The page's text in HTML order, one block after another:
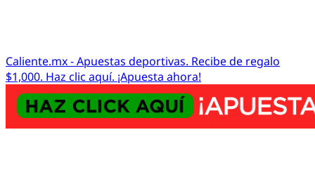
Caliente.mx - Apuestas deportivas. Recibe de regalo
$1,000. Haz clic aquí. ¡Apuesta ahora!